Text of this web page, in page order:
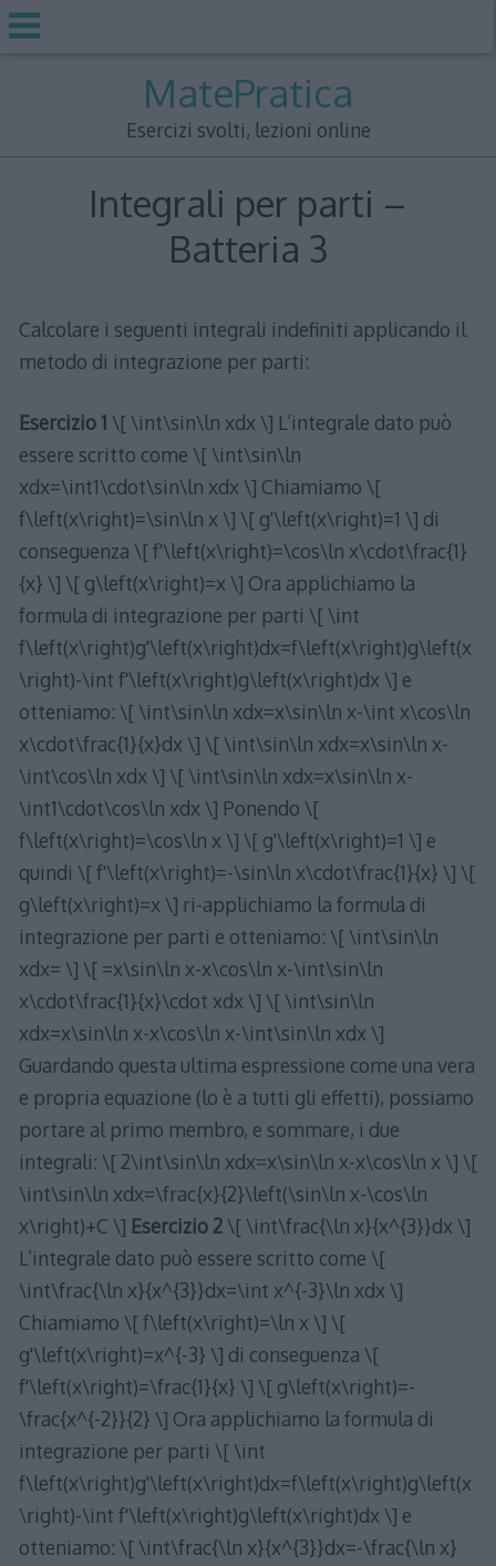
MatePratica
Esercizi svolti, lezioni online
Integrali per parti –
Batteria 3
Calcolare i seguenti integrali indefiniti applicando il
metodo di integrazione per parti:
Esercizio 1 \[ \int\sin\ln xdx \] L’integrale dato può
essere scritto come \[ \int\sin\ln
xdx=\int1\cdot\sin\ln xdx \] Chiamiamo \[
f\left(x\right)=\sin\ln x \] \[ g'\left(x\right)=1 \] di
conseguenza \[ f'\left(x\right)=\cos\ln x\cdot\frac{1}
{x} \] \[ g\left(x\right)=x \] Ora applichiamo la
formula di integrazione per parti \[ \int
f\left(x\right)g'\left(x\right)dx=f\left(x\right)g\left(x
\right)-\int f'\left(x\right)g\left(x\right)dx \] e
otteniamo: \[ \int\sin\ln xdx=x\sin\ln x-\int x\cos\ln
x\cdot\frac{1}{x}dx \] \[ \int\sin\ln xdx=x\sin\ln x-
\int\cos\ln xdx \] \[ \int\sin\ln xdx=x\sin\ln x-
\int1\cdot\cos\ln xdx \] Ponendo \[
f\left(x\right)=\cos\ln x \] \[ g'\left(x\right)=1 \] e
quindi \[ f'\left(x\right)=-\sin\ln x\cdot\frac{1}{x} \] \[
g\left(x\right)=x \] ri-applichiamo la formula di
integrazione per parti e otteniamo: \[ \int\sin\ln
xdx= \] \[ =x\sin\ln x-x\cos\ln x-\int\sin\ln
x\cdot\frac{1}{x}\cdot xdx \] \[ \int\sin\ln
xdx=x\sin\ln x-x\cos\ln x-\int\sin\ln xdx \]
Guardando questa ultima espressione come una vera
e propria equazione (lo è a tutti gli effetti), possiamo
portare al primo membro, e sommare, i due
integrali: \[ 2\int\sin\ln xdx=x\sin\ln x-x\cos\ln x \] \[
\int\sin\ln xdx=\frac{x}{2}\left(\sin\ln x-\cos\ln
x\right)+C \] Esercizio 2\[ \int\frac{\ln x}{x^{3}}dx \]
L’integrale dato può essere scritto come \[
\int\frac{\ln x}{x^{3}}dx=\int x^{-3}\ln xdx \]
Chiamiamo \[ f\left(x\right)=\ln x \] \[
g'\left(x\right)=x^{-3} \] di conseguenza \[
f'\left(x\right)=\frac{1}{x} \] \[ g\left(x\right)=-
\frac{x^{-2}}{2} \] Ora applichiamo la formula di
integrazione per parti \[ \int
f\left(x\right)g'\left(x\right)dx=f\left(x\right)g\left(x
\right)-\int f'\left(x\right)g\left(x\right)dx \] e
otteniamo: \[ \int\frac{\ln x}{x^{3}}dx=-\frac{\ln x}